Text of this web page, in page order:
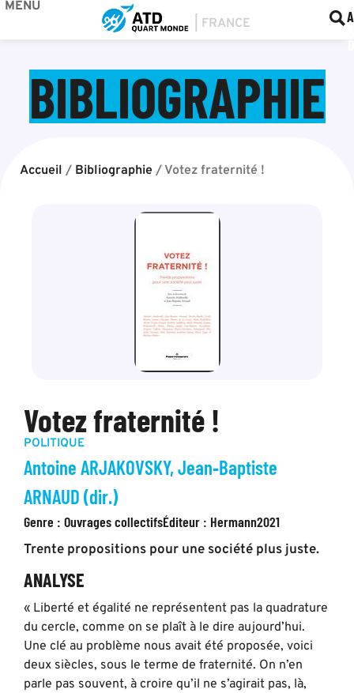
MENU
BIBLIOGRAPHIE
Accueil / Bibliographie / Votez fraternité !
Votez fraternité !
POLITIQUE
Antoine ARJAKOVSKY, Jean‑Baptiste
ARNAUD (dir.)
Genre : Ouvrages collectifsÉditeur : Hermann2021
Trente propositions pour une société plus juste.
ANALYSE
« Liberté et égalité ne représentent pas la quadrature
du cercle, comme on se plaît à le dire aujourd’hui.
Une clé au problème nous avait été proposée, voici
deux siècles, sous le terme de fraternité. On n’en
parle pas souvent, à croire qu’il ne s’agirait pas, là,